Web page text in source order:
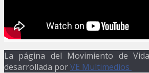
La página del Movimiento de
desarrollada porVE Multimedios